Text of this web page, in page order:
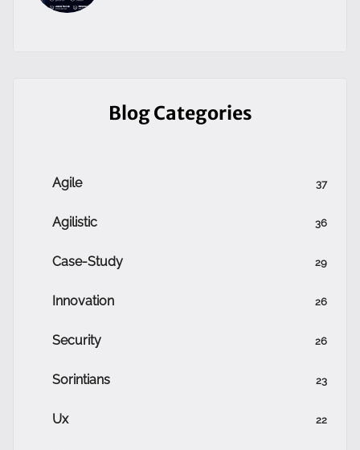
Blog Categories
Agile 37
Agilistic 36
Case-Study 29
Innovation 26
Security 26
Sorintians 23
Ux 22